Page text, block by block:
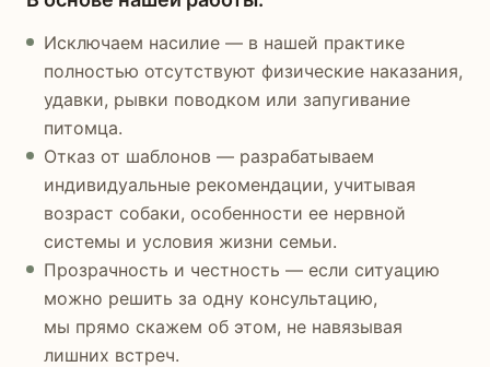
Исключаем насилие — в нашей практике
полностью отсутствуют физические наказания,
удавки, рывки поводком или запугивание
питомца.
Отказ от шаблонов — разрабатываем
индивидуальные рекомендации, учитывая
возраст собаки, особенности ее нервной
системы и условия жизни семьи.
Прозрачность и честность — если ситуацию
можно решить за одну консультацию,
мы прямо скажем об этом, не навязывая
лишних встреч.